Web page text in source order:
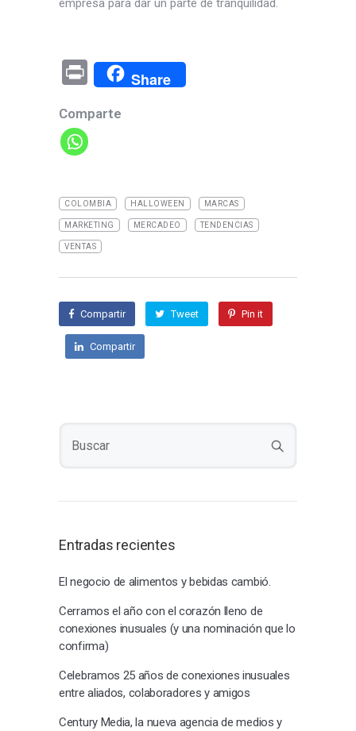
empresa para dar un parte de tranquilidad.
Pr
in
t
Share
Comparte
COLOMBIA HALLOWEEN MARCAS
MARKETING MERCADEO TENDENCIAS
VENTAS
Compartir Tweet Pin it
Compartir
Entradas recientes
El negocio de alimentos y bebidas cambió.
Cerramos el año con el corazón lleno de
conexiones inusuales (y una nominación que lo
confirma)
Celebramos 25 años de conexiones inusuales
entre aliados, colaboradores y amigos
Century Media, la nueva agencia de medios y